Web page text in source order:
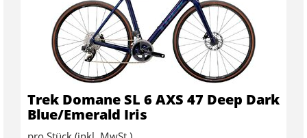
Trek Domane SL 6 AXS 47 Deep Dark
Blue/Emerald Iris